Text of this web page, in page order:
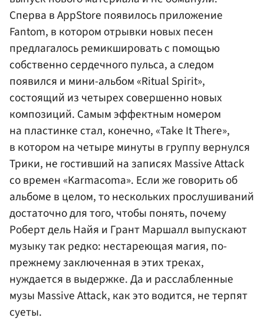
Сперва в AppStore появилось приложение
Fantom, в котором отрывки новых песен
предлагалось ремикшировать с помощью
собственно сердечного пульса, а следом
появился и мини-альбом «Ritual Spirit»,
состоящий из четырех совершенно новых
композиций. Самым эффектным номером
на пластинке стал, конечно, «Take It There»,
в котором на четыре минуты в группу вернулся
Трики, не гостивший на записях Massive Attack
со времен «Karmacoma». Если же говорить об
альбоме в целом, то нескольких прослушиваний
достаточно для того, чтобы понять, почему
Роберт дель Найя и Грант Маршалл выпускают
музыку так редко: нестареющая магия, по-
прежнему заключенная в этих треках,
нуждается в выдержке. Да и расслабленные
музы Massive Attack, как это водится, не терпят
суеты.